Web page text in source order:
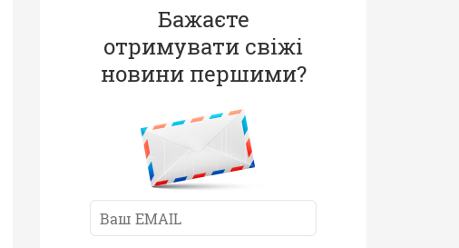
Бажаєте
отримувати свіжі
новини першими?